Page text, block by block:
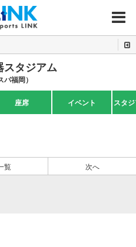
MENU
スタジアム
パ福岡）
座席 イベント スタ
覧 次へ